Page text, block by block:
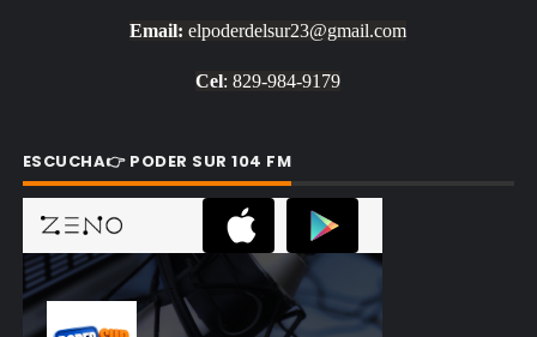
Email: elpoderdelsur23@gmail.com
Cel: 829-984-9179
ESCUCHA👉 PODER SUR 104 FM